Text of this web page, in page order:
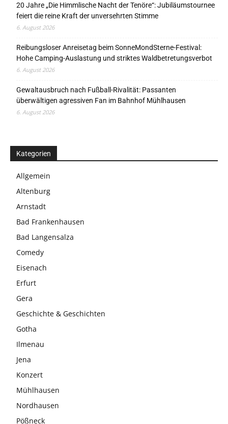
20 Jahre „Die Himmlische Nacht der Tenöre“: Jubiläumstournee
feiert die reine Kraft der unversehrten Stimme
6. August 2026
Reibungsloser Anreisetag beim SonneMondSterne-Festival:
Hohe Camping-Auslastung und striktes Waldbetretungsverbot
6. August 2026
Gewaltausbruch nach Fußball-Rivalität: Passanten
überwältigen agressiven Fan im Bahnhof Mühlhausen
6. August 2026
Kategorien
Allgemein
Altenburg
Arnstadt
Bad Frankenhausen
Bad Langensalza
Comedy
Eisenach
Erfurt
Gera
Geschichte & Geschichten
Gotha
Ilmenau
Jena
Konzert
Mühlhausen
Nordhausen
Pößneck